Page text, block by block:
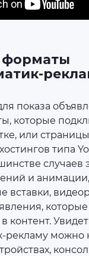
форматы
показа
которые
или
типа
случаев
и анимации,
вставки,
которые
контент.
рекламу можно